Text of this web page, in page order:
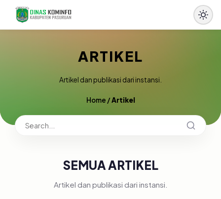
ARTIKEL
Artikel dan publikasi dari instansi.
Home /Artikel
SEMUA ARTIKEL
Artikel dan publikasi dari instansi.